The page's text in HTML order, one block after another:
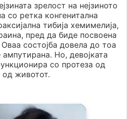
зрелост на нејзиното
со ретка конгенитална
тибија хемимелија,
пред да биде посвоена
состојба довела до тоа
Но, девојката
со протеза од
од животот.